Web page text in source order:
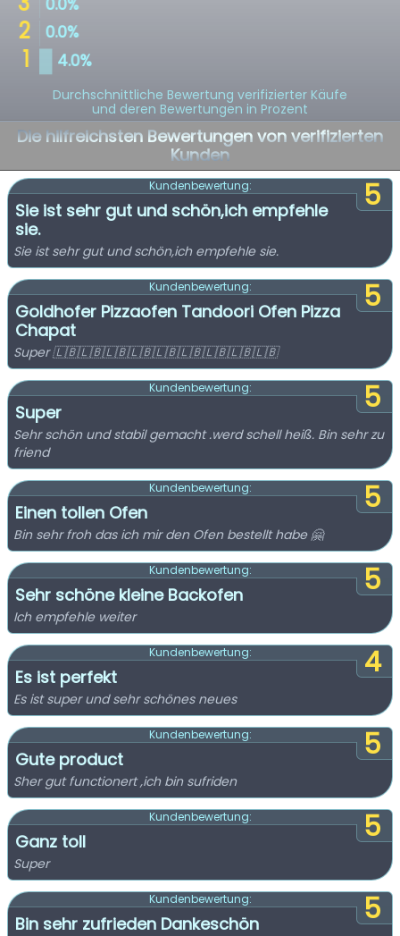
Durchschnittliche Bewertung verifizierter Käufe
und deren Bewertungen in Prozent
Die hilfreichsten Bewertungen von verifizierten
Kunden
5
Kundenbewertung:
Sie ist sehr gut und schön,ich empfehle
sie.
Sie ist sehr gut und schön,ich empfehle sie.
5
Kundenbewertung:
Goldhofer Pizzaofen Tandoori Ofen Pizza
Chapat
Super 🇱🇧🇱🇧🇱🇧🇱🇧🇱🇧🇱🇧🇱🇧🇱🇧🇱🇧
5
Kundenbewertung:
Super
Sehr schön und stabil gemacht .werd schell heiß. Bin sehr zu
friend
5
Kundenbewertung:
Einen tollen Ofen
Bin sehr froh das ich mir den Ofen bestellt habe 🤗
5
Kundenbewertung:
Sehr schöne kleine Backofen
Ich empfehle weiter
4
Kundenbewertung:
Es ist perfekt
Es ist super und sehr schönes neues
5
Kundenbewertung:
Gute product
Sher gut functionert ,ich bin sufriden
5
Kundenbewertung:
Ganz toll
Super
5
Kundenbewertung:
Bin sehr zufrieden Dankeschön